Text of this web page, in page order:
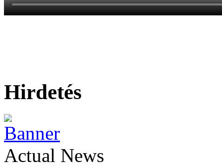
Hirdetés
Actual News